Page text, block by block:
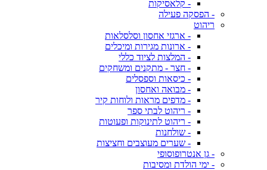
- קלאסיקות
- הפסקה פעילה
ריהוט
- ארגזי אחסון וסלסלאות
- ארונות מגירות ומיכלים
- המלצות לציוד כללי
- חצר - מתקנים ומשחקים
- כיסאות וספסלים
- מבואה ואחסון
- מדפים מראות ולוחות קיר
- ריהוט לבתי ספר
- ריהוט לתינוקות ופעוטות
- שולחנות
- שערים מעוצבים וחציצות
- גן אנטרופוסופי
- ימי הולדת ומסיבות